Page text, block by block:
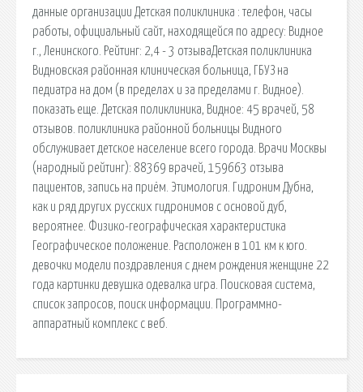
данные организации Детская поликлиника : телефон, часы
работы, официальный сайт, находящейся по адресу: Видное
г., Ленинского. Рейтинг: 2,4 - 3 отзываДетская поликлиника
Видновская районная клиническая больница, ГБУЗ на
педиатра на дом (в пределах и за пределами г. Видное).
показать еще. Детская поликлиника, Видное: 45 врачей, 58
отзывов. поликлиника районной больницы Видного
обслуживает детское население всего города. Врачи Москвы
(народный рейтинг): 88369 врачей, 159663 отзыва
пациентов, запись на приём. Этимология. Гидроним Дубна,
как и ряд других русских гидронимов с основой дуб,
вероятнее. Физико-географическая характеристика
Географическое положение. Расположен в 101 км к юго.
девочки модели поздравления с днем рождения женщине 22
года картинки девушка одевалка игра. Поисковая сиcтема,
список запросов, поиск информации. Программно-
аппаратный комплекс с веб.